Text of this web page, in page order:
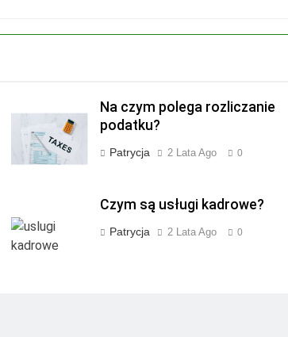
Na czym polega rozliczanie
podatku?
Patrycja 2 Lata Ago 0
Czym są usługi kadrowe?
Patrycja 2 Lata Ago 0